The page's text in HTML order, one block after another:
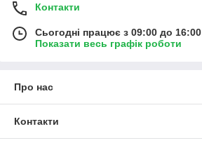
Контакти
Сьогодні працює з 09:00 до 16:00
Показати весь графік роботи
Про нас
Контакти